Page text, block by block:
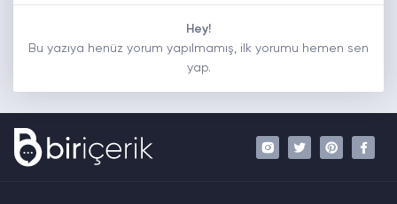
Hey!
Bu yazıya henüz yorum yapılmamış, ilk yorumu hemen sen
yap.